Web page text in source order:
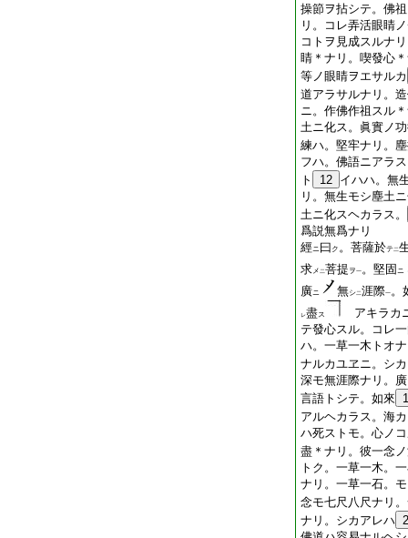
操節ヲ拈シテ。佛
リ。コレ弄活眼睛
コトヲ見成スルナ
睛＊ナリ。喫發心
等ノ眼睛ヲエサルカ
道アラサルナリ。
ニ。作佛作祖スル
土ニ化ス。眞實ノ
練ハ。堅牢ナリ。
フハ。佛語ニアラ
ト
12 イハハ。無
リ。無生モシ塵土
土ニ化スヘカラス。
爲説無爲ナリ
經ニ曰 ク 。菩薩於テ二
求メ 二菩提 ヲ一。堅固 ニ
廣ニ 無シ二涯際一。
レ盡ス
アキラカ
テ發心スル。コレ
ハ。一草一木トオ
ナルカユヱニ。シ
深モ無涯際ナリ。
言語トシテ。如來
アルヘカラス。海
ハ死ストモ。心ノ
盡＊ナリ。彼一念
トク。一草一木。
ナリ。一草一石。
念モ七尺八尺ナリ
ナリ。シカアレハ